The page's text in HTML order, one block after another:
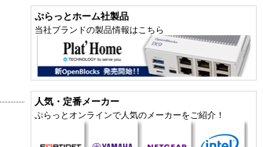
ぷらっとホーム社製品
当社ブランドの製品情報はこちら
人気・定番メーカー
ぷらっとオンラインで人気のメーカーをご紹介！